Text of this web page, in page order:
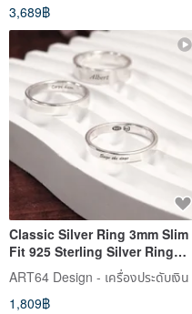
3,689฿
Classic Silver Ring 3mm Slim
Fit 925 Sterling Silver Ring
Custom Engraving Men's Ring
Women's Ring Pinky Ring
ART64 Design - เครื่องประดับเงิน
1,809฿